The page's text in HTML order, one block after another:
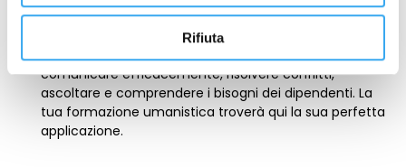
Rifiuta
una competenza essenziale per chi lavora nelle risorse
Soft skills e capacità relazionali:Imparerai come
comunicare efficacemente, risolvere conflitti,
ascoltare e comprendere i bisogni dei dipendenti. La
tua formazione umanistica troverà qui la sua perfetta
applicazione.